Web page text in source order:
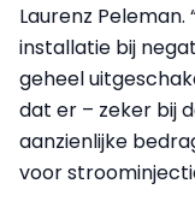
Laurenz
installatie bij
geheel
dat er – zeker bij
aanzienlijke
voor